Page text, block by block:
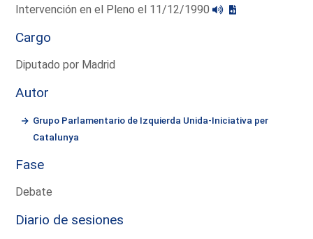
Intervención en el Pleno el 11/12/1990
Cargo
Diputado por Madrid
Autor
Grupo Parlamentario de Izquierda Unida-Iniciativa per
Catalunya
Fase
Debate
Diario de sesiones